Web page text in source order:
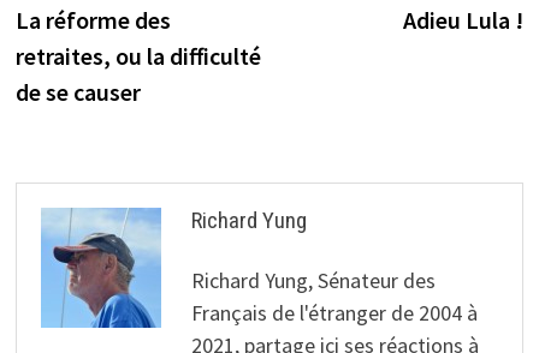
de
l’article
La réforme des
retraites, ou la difficulté
de se causer
Adieu Lula !
Richard Yung
Richard Yung, Sénateur des
Français de l'étranger de 2004 à
2021, partage ici ses réactions à